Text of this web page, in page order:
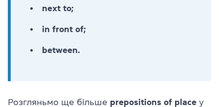
next to;
in front of;
between.
Розгляньмо ще більше prepositions of place у